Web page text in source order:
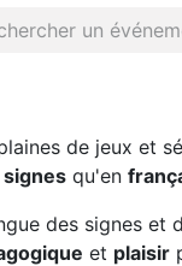
de jeux et
signes qu'en
des signes et
et plaisir